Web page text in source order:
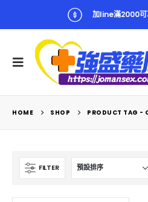
加line滿2000可
HOME SHOP PRODUCT TAG -
FILTER